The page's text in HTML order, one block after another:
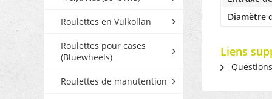
Roulettes en Vulkollan
Roulettes pour cases
(Bluewheels)
Roulettes de manutention
Diamètre
Liens